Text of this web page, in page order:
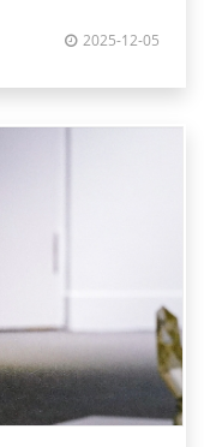
2025-12-05